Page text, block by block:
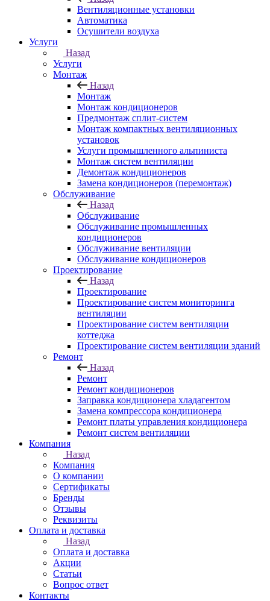
Вентиляционные установки
Автоматика
Осушители воздуха
Услуги
Назад
Услуги
Монтаж
Назад
Монтаж
Монтаж кондиционеров
Предмонтаж сплит-систем
Монтаж компактных вентиляционных
установок
Услуги промышленного альпиниста
Монтаж систем вентиляции
Демонтаж кондиционеров
Замена кондиционеров (перемонтаж)
Обслуживание
Назад
Обслуживание
Обслуживание промышленных
кондиционеров
Обслуживание вентиляции
Обслуживание кондиционеров
Проектирование
Назад
Проектирование
Проектирование систем мониторинга
вентиляции
Проектирование систем вентиляции
коттеджа
Проектирование систем вентиляции зданий
Ремонт
Назад
Ремонт
Ремонт кондиционеров
Заправка кондиционера хладагентом
Замена компрессора кондиционера
Ремонт платы управления кондиционера
Ремонт систем вентиляции
Компания
Назад
Компания
О компании
Сертификаты
Бренды
Отзывы
Реквизиты
Оплата и доставка
Назад
Оплата и доставка
Акции
Статьи
Вопрос ответ
Контакты